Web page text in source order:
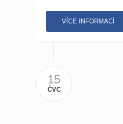
VÍCE INFORMACÍ
15
ČVC